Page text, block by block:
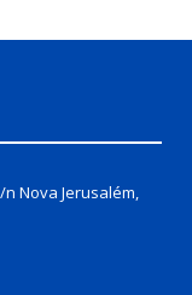
n Nova Jerusalém,